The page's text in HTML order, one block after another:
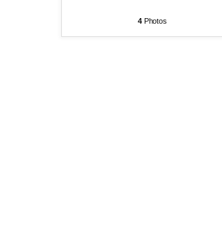
4Photos